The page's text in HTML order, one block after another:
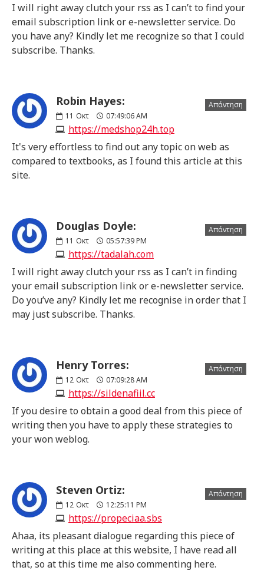
I will right away clutch your rss as I can’t to find your
email subscription link or e-newsletter service. Do
you have any? Kindly let me recognize so that I could
subscribe. Thanks.
Robin Hayes:
11 Οκτ 07:49:06 AM
https://medshop24h.top
Απάντηση
It's very effortless to find out any topic on web as
compared to textbooks, as I found this article at this
site.
Douglas Doyle:
11 Οκτ 05:57:39 PM
https://tadalah.com
Απάντηση
I will right away clutch your rss as I can’t in finding
your email subscription link or e-newsletter service.
Do you’ve any? Kindly let me recognise in order that I
may just subscribe. Thanks.
Henry Torres:
12 Οκτ 07:09:28 AM
https://sildenafiil.cc
Απάντηση
If you desire to obtain a good deal from this piece of
writing then you have to apply these strategies to
your won weblog.
Steven Ortiz:
12 Οκτ 12:25:11 PM
https://propeciaa.sbs
Απάντηση
Ahaa, its pleasant dialogue regarding this piece of
writing at this place at this website, I have read all
that, so at this time me also commenting here.